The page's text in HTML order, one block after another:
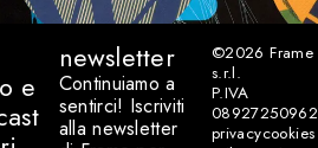
e
newsletter
Continuiamo a
sentirci! Iscriviti
alla newsletter
©2026Frame
s.r.l.
P.IVA
08927250962
privacycookies